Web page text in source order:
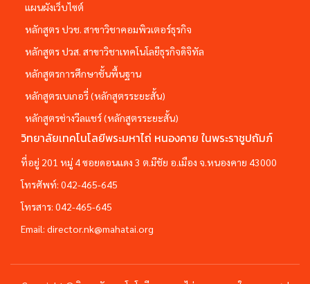
แผนผังเว็บไซต์
หลักสูตร ปวช. สาขาวิชาคอมพิวเตอร์ธุรกิจ
หลักสูตร ปวส. สาขาวิชาเทคโนโลยีธุรกิจดิจิทัล
หลักสูตรการศึกษาชั้นพื้นฐาน
หลักสูตรเบเกอรี่ (หลักสูตรระยะสั้น)
หลักสูตรช่างวีลแชร์ (หลักสูตรระยะสั้น)
วิทยาลัยเทคโนโลยีพระมหาไถ่ หนองคาย ในพระราชูปถัมภ์
ที่อยู่ 201 หมู่ 4 ซอยดอนแดง 3 ต.มีชัย อ.เมือง จ.หนองคาย 43000
โทรศัพท์: 042-465-645
โทรสาร: 042-465-645
Email: director.nk@mahatai.org